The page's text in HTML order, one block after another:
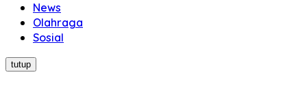
News
Olahraga
Sosial
tutup